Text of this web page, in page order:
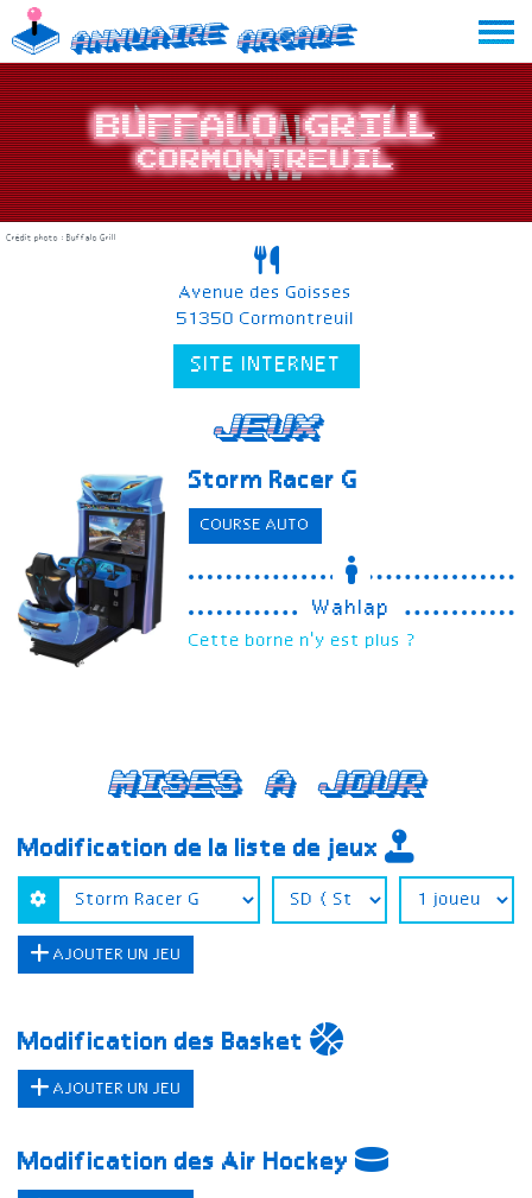
Skip
to
content
Annuaire Arcade
Buffalo Grill
Cormontreuil
Crédit photo : Buffalo Grill
Avenue des Goisses
51350 Cormontreuil
SITE INTERNET
Jeux
Storm Racer G
COURSE AUTO
Wahlap
Cette borne n'y est plus ?
Mises a jour
Modification de la liste de jeux
AJOUTER UN JEU
Modification des Basket
AJOUTER UN JEU
Modification des Air Hockey